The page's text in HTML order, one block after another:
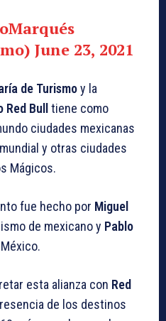
June 23, 2021
de Turismoy la
Bull
tiene como
ciudades mexicanas
y otras ciudades
Mágicos.
fue hecho por Miguel
de mexicano y Pablo
esta alianza con Red
de los destinos